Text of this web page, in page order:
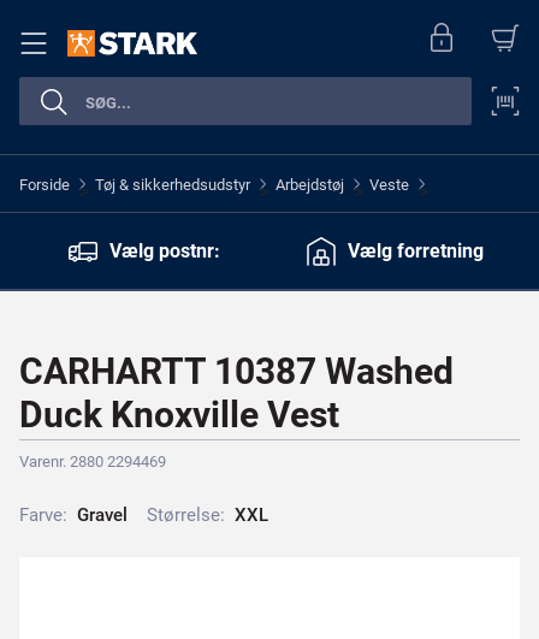
Forside > Tøj & sikkerhedsudstyr > Arbejdstøj > Veste >
Vælg postnr: Vælg forretning
CARHARTT 10387 Washed
Duck Knoxville Vest
Varenr. 2880 2294469
Farve: Grave Størrelse: XXL